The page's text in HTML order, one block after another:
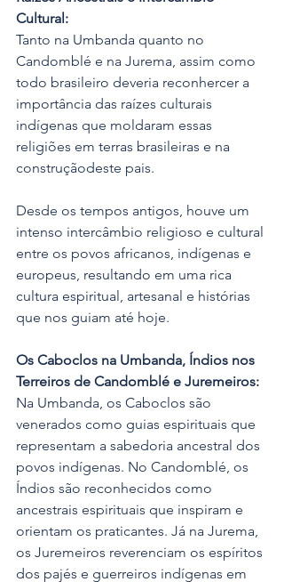
Cultural:
Tanto na Umbanda quanto no
Candomblé e na Jurema, assim como
todo brasileiro deveria reconhercer a
importância das raízes culturais
indígenas que moldaram essas
religiões em terras brasileiras e na
construçãodeste pais.
Desde os tempos antigos, houve um
intenso intercâmbio religioso e cultural
entre os povos africanos, indígenas e
europeus, resultando em uma rica
cultura espiritual, artesanal e histórias
que nos guiam até hoje.
Os Caboclos na Umbanda, Índios nos
Terreiros de Candomblé e Juremeiros:
Na Umbanda, os Caboclos são
venerados como guias espirituais que
representam a sabedoria ancestral dos
povos indígenas. No Candomblé, os
Índios são reconhecidos como
ancestrais espirituais que inspiram e
orientam os praticantes. Já na Jurema,
os Juremeiros reverenciam os espíritos
dos pajés e guerreiros indígenas em